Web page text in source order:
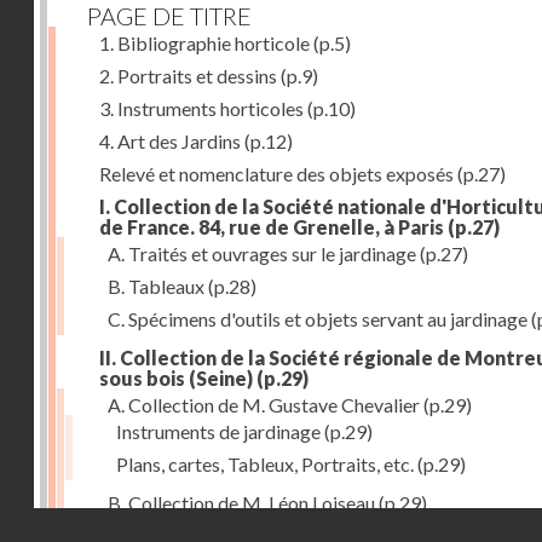
PAGE DE TITRE
1. Bibliographie horticole(p.5)
2. Portraits et dessins (p.9)
3. Instruments horticoles (p.10)
4. Art des Jardins (p.12)
Relevé et nomenclature des objets exposés (p.27)
I. Collection de la Société nationale
de France. 84, rue de Grenelle, à Paris (p.27)
A. Traités et ouvrages sur le jardinage(p.27)
B. Tableaux(p.28)
C. Spécimens d'outils et objets servant au jardinage
II. Collection de la Société régionale de
sous bois (Seine) (p.29)
A. Collection de M. Gustave Chevalier(p.29)
Instruments de jardinage(p.29)
Plans, cartes, Tableux, Portraits, etc. (p.29)
B. Collection de M. Léon Loiseau(p.29)